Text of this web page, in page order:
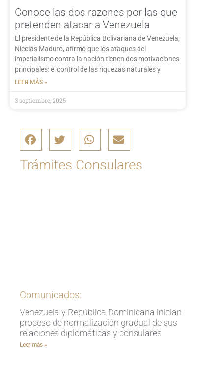
Conoce las dos razones por las que
pretenden atacar a Venezuela
El presidente de la República Bolivariana de Venezuela,
Nicolás Maduro, afirmó que los ataques del
imperialismo contra la nación tienen dos motivaciones
principales: el control de las riquezas naturales y
LEER MÁS »
3 septiembre, 2025
Trámites Consulares
Comunicados:
Venezuela y República Dominicana inician
proceso de normalización gradual de sus
relaciones diplomáticas y consulares
Leer más »